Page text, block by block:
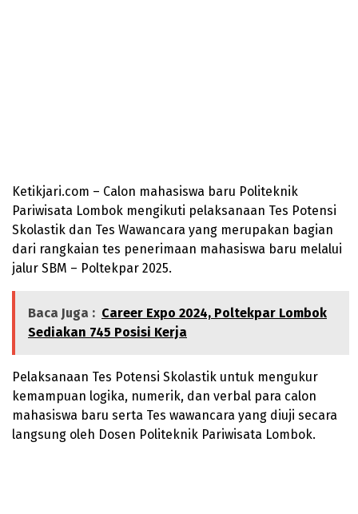
Ketikjari.com – Calon mahasiswa baru Politeknik
Pariwisata Lombok mengikuti pelaksanaan Tes Potensi
Skolastik dan Tes Wawancara yang merupakan bagian
dari rangkaian tes penerimaan mahasiswa baru melalui
jalur SBM – Poltekpar 2025.
Baca Juga : Career Expo 2024, Poltekpar Lombok
Sediakan 745 Posisi Kerja
Pelaksanaan Tes Potensi Skolastik untuk mengukur
kemampuan logika, numerik, dan verbal para calon
mahasiswa baru serta Tes wawancara yang diuji secara
langsung oleh Dosen Politeknik Pariwisata Lombok.